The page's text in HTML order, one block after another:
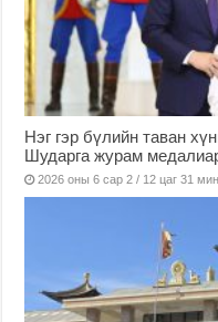
Нэг гэр бүлийн таван
Шударга журам
2026 оны 6 сар 2 / 12 цаг 31